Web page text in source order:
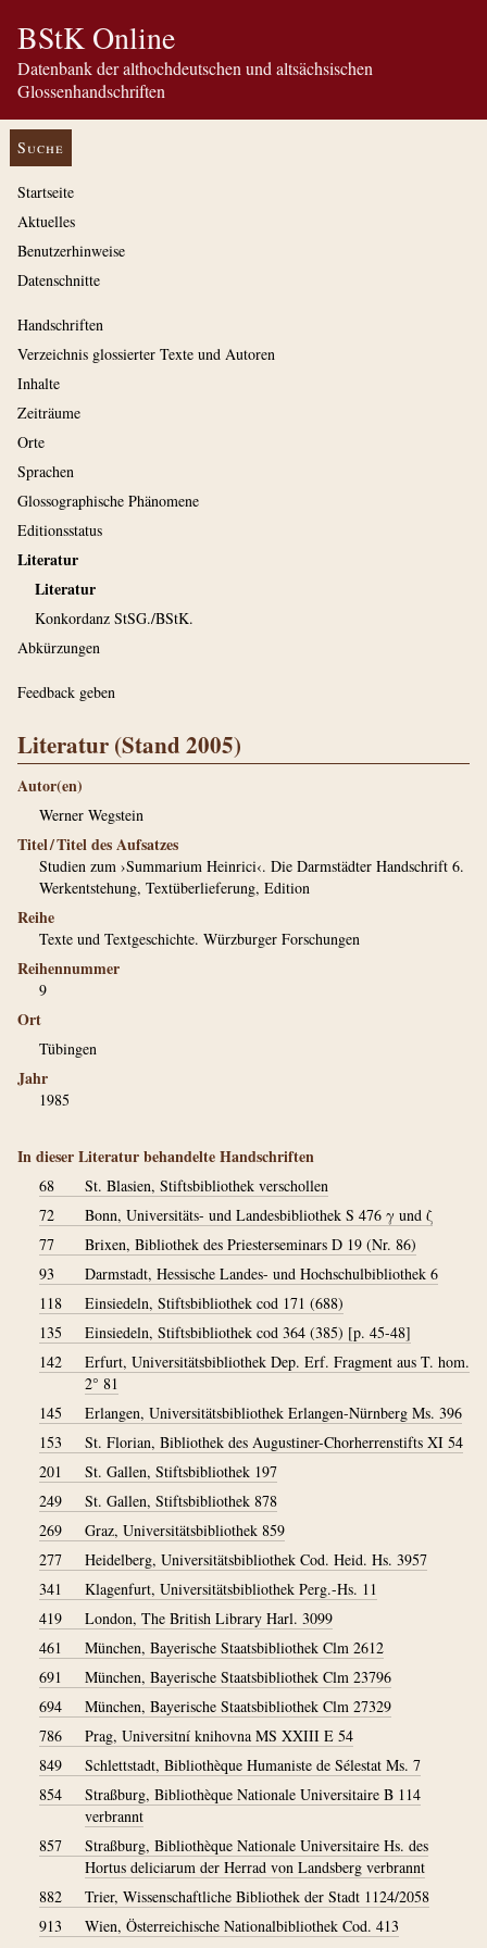
BStK Online
Datenbank der althochdeutschen und altsächsischen
Glossenhandschriften
Suche
Startseite
Aktuelles
Benutzerhinweise
Datenschnitte
Handschriften
Verzeichnis glossierter Texte und Autoren
Inhalte
Zeiträume
Orte
Sprachen
Glossographische Phänomene
Editionsstatus
Literatur
Literatur
Konkordanz StSG./BStK.
Abkürzungen
Feedback geben
Literatur (Stand 2005)
Autor(en)
Werner Wegstein
Titel / Titel des Aufsatzes
Studien zum ›Summarium Heinrici‹. Die Darmstädter Handschrift 6.
Werkentstehung, Textüberlieferung, Edition
Reihe
Texte und Textgeschichte. Würzburger Forschungen
Reihennummer
9
Ort
Tübingen
Jahr
1985
In dieser Literatur behandelte Handschriften
68
St. Blasien, Stiftsbibliothek verschollen
72
Bonn, Universitäts- und Landesbibliothek S 476 γ und ζ
77
Brixen, Bibliothek des Priesterseminars D 19 (Nr. 86)
93
Darmstadt, Hessische Landes- und Hochschulbibliothek 6
118
Einsiedeln, Stiftsbibliothek cod 171 (688)
135
Einsiedeln, Stiftsbibliothek cod 364 (385) [p. 45-48]
142
Erfurt, Universitätsbibliothek Dep. Erf. Fragment aus T. hom.
2° 81
145
Erlangen, Universitätsbibliothek Erlangen-Nürnberg Ms. 396
153
St. Florian, Bibliothek des Augustiner-Chorherrenstifts XI 54
201
St. Gallen, Stiftsbibliothek 197
249
St. Gallen, Stiftsbibliothek 878
269
Graz, Universitätsbibliothek 859
277
Heidelberg, Universitätsbibliothek Cod. Heid. Hs. 3957
341
Klagenfurt, Universitätsbibliothek Perg.-Hs. 11
419
London, The British Library Harl. 3099
461
München, Bayerische Staatsbibliothek Clm 2612
691
München, Bayerische Staatsbibliothek Clm 23796
694
München, Bayerische Staatsbibliothek Clm 27329
786
Prag, Universitní knihovna MS XXIII E 54
849
Schlettstadt, Bibliothèque Humaniste de Sélestat Ms. 7
854
Straßburg, Bibliothèque Nationale Universitaire B 114
verbrannt
857
Straßburg, Bibliothèque Nationale Universitaire Hs. des
Hortus deliciarum der Herrad von Landsberg verbrannt
882
Trier, Wissenschaftliche Bibliothek der Stadt 1124/2058
913
Wien, Österreichische Nationalbibliothek Cod. 413